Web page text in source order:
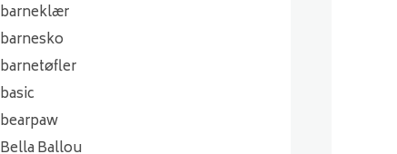
barneklær
barnesko
barnetøfler
basic
bearpaw
Bella Ballou